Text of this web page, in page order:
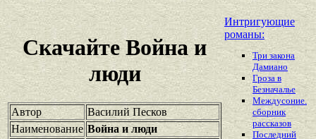
Скачайте Война и
люди
Автор
Василий Песков
Наименование Война и люди
Интригующие
романы:
Три закона
Дамиано
Гроза в
Безначалье
Междусоние.
сборник
рассказов
Последний